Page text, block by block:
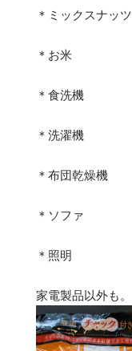
＊ミックスナッツ
＊お米
＊食洗機
＊洗濯機
＊布団乾燥機
＊ソファ
＊照明
家電製品以外も。